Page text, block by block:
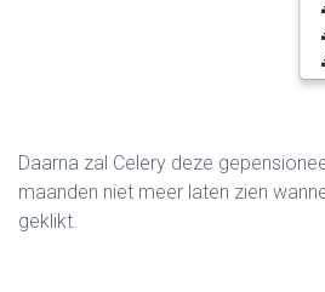
Daarna zal Celery deze
maanden niet meer laten zien
geklikt.